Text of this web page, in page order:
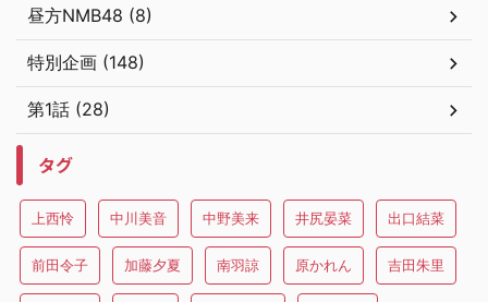
昼方NMB48 (8)
特別企画 (148)
第1話 (28)
タグ
上西怜 中川美音 中野美来 井尻晏菜 出口結菜
前田令子 加藤夕夏 南羽諒 原かれん 吉田朱里